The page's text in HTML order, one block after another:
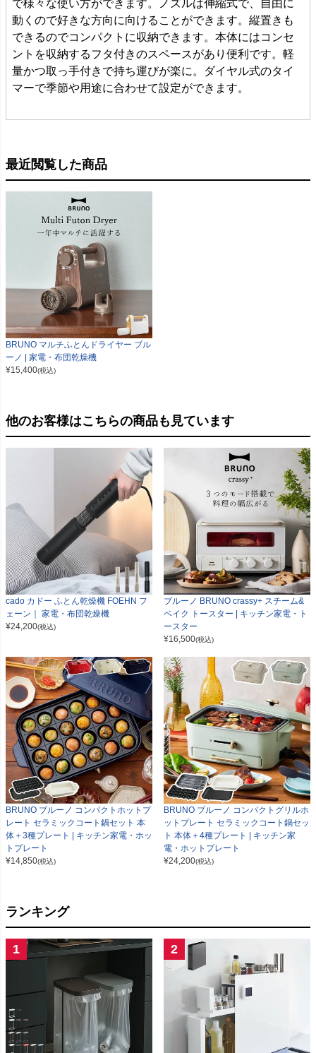
で様々な使い方ができます。ノズルは伸縮式で、自由に
動くので好きな方向に向けることができます。縦置きも
できるのでコンパクトに収納できます。本体にはコンセ
ントを収納するフタ付きのスペースがあり便利です。軽
量かつ取っ手付きで持ち運びが楽に。ダイヤル式のタイ
マーで季節や用途に合わせて設定ができます。
最近閲覧した商品
BRUNO マルチふとんドライヤー ブル
ーノ | 家電・布団乾燥機
¥15,400(税込)
他のお客様はこちらの商品も見ています
cado カドー ふとん乾燥機 FOEHN フ
ェーン｜ 家電・布団乾燥機
¥24,200(税込)
ブルーノ BRUNO crassy+ スチーム&
ベイク トースター | キッチン家電・ト
ースター
¥16,500(税込)
BRUNO ブルーノ コンパクトホットプ
レート セラミックコート鍋セット 本
体＋3種プレート | キッチン家電・ホッ
トプレート
¥14,850(税込)
BRUNO ブルーノ コンパクトグリルホ
ットプレート セラミックコート鍋セッ
ト 本体＋4種プレート | キッチン家
電・ホットプレート
¥24,200(税込)
ランキング
1 2